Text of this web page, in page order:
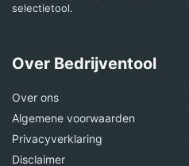
selectietool.
Over Bedrijventool
Over ons
Algemene voorwaarden
Privacyverklaring
Disclaimer